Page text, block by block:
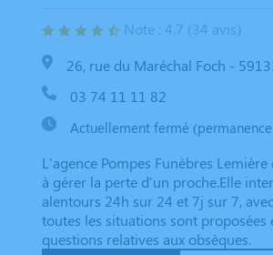
Note : 4.7 (34 avis)
26, rue du Maréchal Foch -
03 74 11 11 82
Actuellement fermé
L'agence Pompes Funèbres
à gérer la perte d'un proche.Elle
alentours 24h sur 24 et 7j sur 7,
toutes les situations sont
questions relatives aux obsèques.